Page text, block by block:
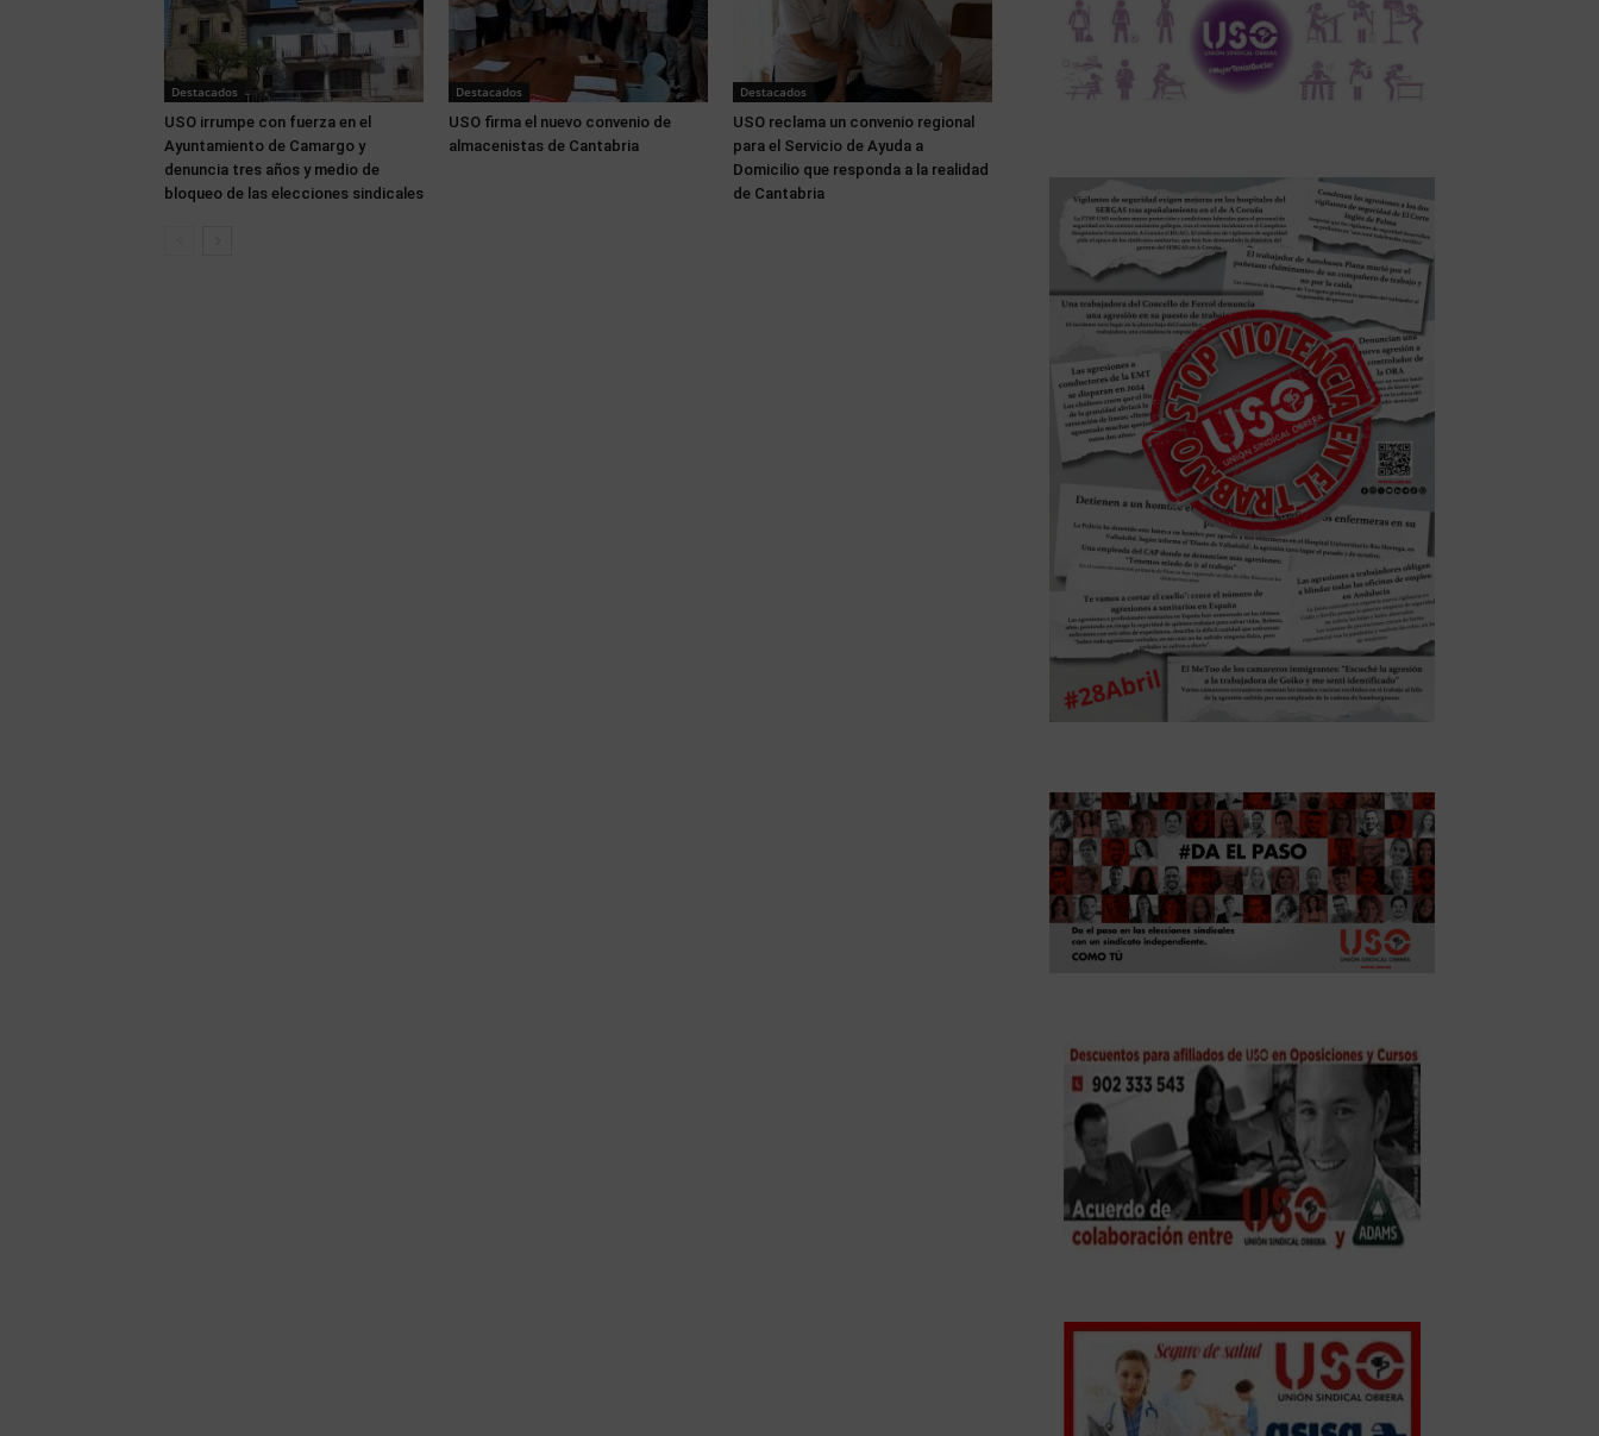
Destacados
USO irrumpe con fuerza en el
Ayuntamiento de Camargo y
denuncia tres años y medio de
bloqueo de las elecciones sindicales
Destacados
USO firma el nuevo convenio de
almacenistas de Cantabria
Destacados
USO reclama un convenio regional
para el Servicio de Ayuda a
Domicilio que responda a la realidad
de Cantabria